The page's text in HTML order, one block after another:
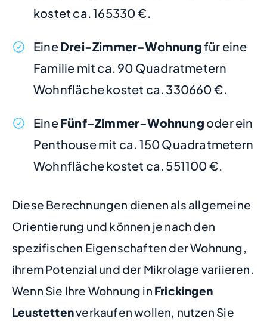
kostet ca. 165330 €.
EineDrei-Zimmer-Wohnungfür eine
Familie mit ca. 90 Quadratmetern
Wohnfläche kostet ca. 330660 €.
EineFünf-Zimmer-Wohnung oder ein
Penthouse mit ca. 150 Quadratmetern
Wohnfläche kostet ca. 551100 €.
Diese Berechnungen dienen als allgemeine
Orientierung und können je nach den
spezifischen Eigenschaften der Wohnung,
ihrem Potenzial und der Mikrolage variieren.
Wenn Sie Ihre Wohnung in Frickingen
Leustettenverkaufen wollen, nutzen Sie